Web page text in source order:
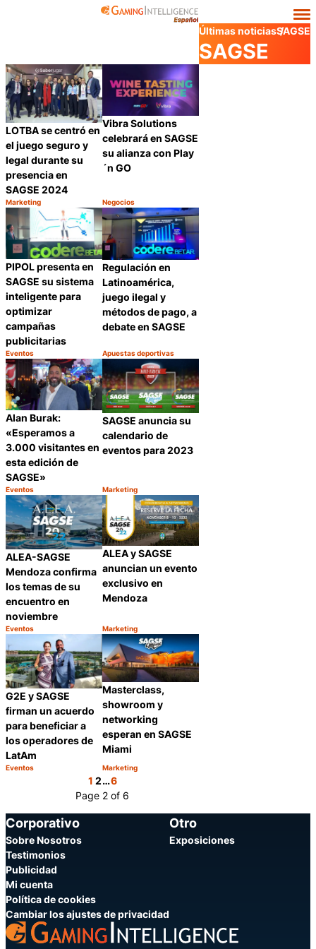
Últimas noticiasSAGSE
SAGSE
LOTBA se centró en
el juego seguro y
legal durante su
presencia en
SAGSE 2024
Categoría:
Marketing
Compartir
Vibra Solutions
celebrará en SAGSE
su alianza con Play
´n GO
Categoría:
Negocios
PIPOL presenta en
SAGSE su sistema
inteligente para
optimizar
campañas
publicitarias
Categoría:
Eventos
Compartir
Regulación en
Latinoamérica,
juego ilegal y
métodos de pago, a
debate en SAGSE
Categoría:
Apuestas deportivas
Alan Burak:
«Esperamos a
3.000 visitantes en
esta edición de
SAGSE»
Categoría:
Eventos
Compartir
SAGSE anuncia su
calendario de
eventos para 2023
Categoría:
Marketing
ALEA-SAGSE
Mendoza confirma
los temas de su
encuentro en
noviembre
Categoría:
Eventos
Compartir
ALEA y SAGSE
anuncian un evento
exclusivo en
Mendoza
Categoría:
Marketing
G2E y SAGSE
firman un acuerdo
para beneficiar a
los operadores de
LatAm
Categoría:
Eventos
Compartir
Masterclass,
showroom y
networking
esperan en SAGSE
Miami
Categoría:
Marketing
1 2…6
Page 2 of 6
Corporativo
Sobre Nosotros
Testimonios
Publicidad
Mi cuenta
Política de cookies
Cambiar los ajustes de privacidad
Otro
Exposiciones